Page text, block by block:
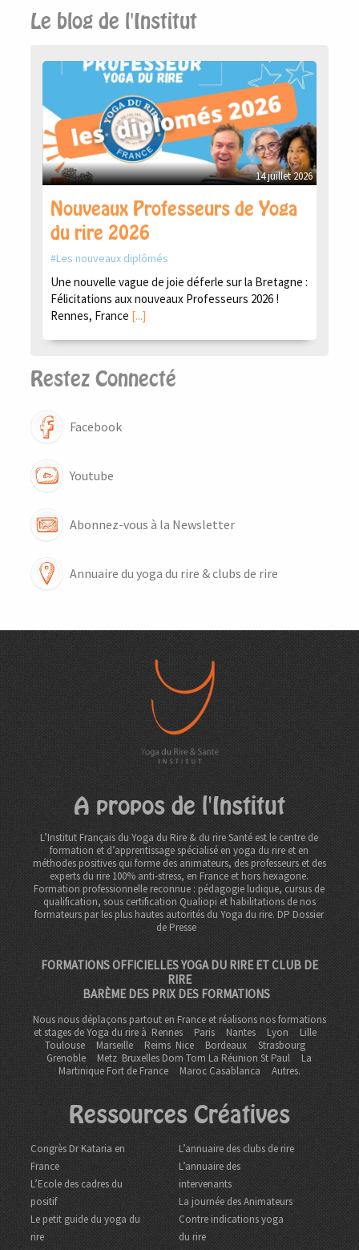
Le blog de l'Institut
14 juillet 2026
Nouveaux Professeurs de Yoga
du rire 2026
Les nouveaux diplômés
Une nouvelle vague de joie déferle sur la Bretagne :
Félicitations aux nouveaux Professeurs 2026 !
Rennes, France [...]
Restez Connecté
Facebook
Youtube
Abonnez-vous à la Newsletter
Annuaire du yoga du rire & clubs de rire
A propos de l'Institut
L’Institut Français du Yoga du Rire & du rire Santé est le centre de
formation et d’apprentissage spécialisé en yoga du rire et en
méthodes positives qui forme des animateurs, des professeurs et des
experts du rire 100% anti-stress, en France et hors hexagone.
Formation professionnelle reconnue : pédagogie ludique, cursus de
qualification, sous certification Qualiopi et habilitations de nos
formateurs par les plus hautes autorités du Yoga du rire. DPDossier
de Presse
FORMATIONS OFFICIELLES YOGA DU RIRE ET CLUB DE
RIRE
BARÈME DES PRIX DES FORMATIONS
Nous nous déplaçons partout en France et réalisons nos formations
et stages de Yoga du rire à Rennes Paris Nantes Lyon
Lille
Toulouse
Marseille Reims Nice Bordeaux
Strasbourg
Grenoble
Metz Bruxelles Dom TomLa Réunion St Paul
La
Martinique Fort de France
Maroc Casablanca Autres.
Ressources Créatives
Congrès Dr Kataria en
France
L’Ecole des cadres du
positif
Le petit guide du yoga du
rire
L’annuaire des clubs de rire
L’annuaire des
intervenants
La journée des Animateurs
Contre indications yoga
du rire